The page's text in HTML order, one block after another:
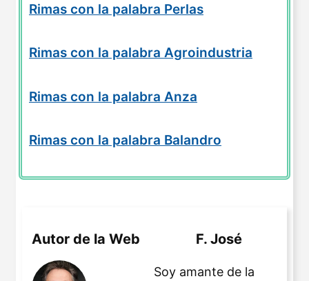
Rimas con la palabra Perlas
Rimas con la palabra Agroindustria
Rimas con la palabra Anza
Rimas con la palabra Balandro
Autor de la Web F. José
Soy amante de la